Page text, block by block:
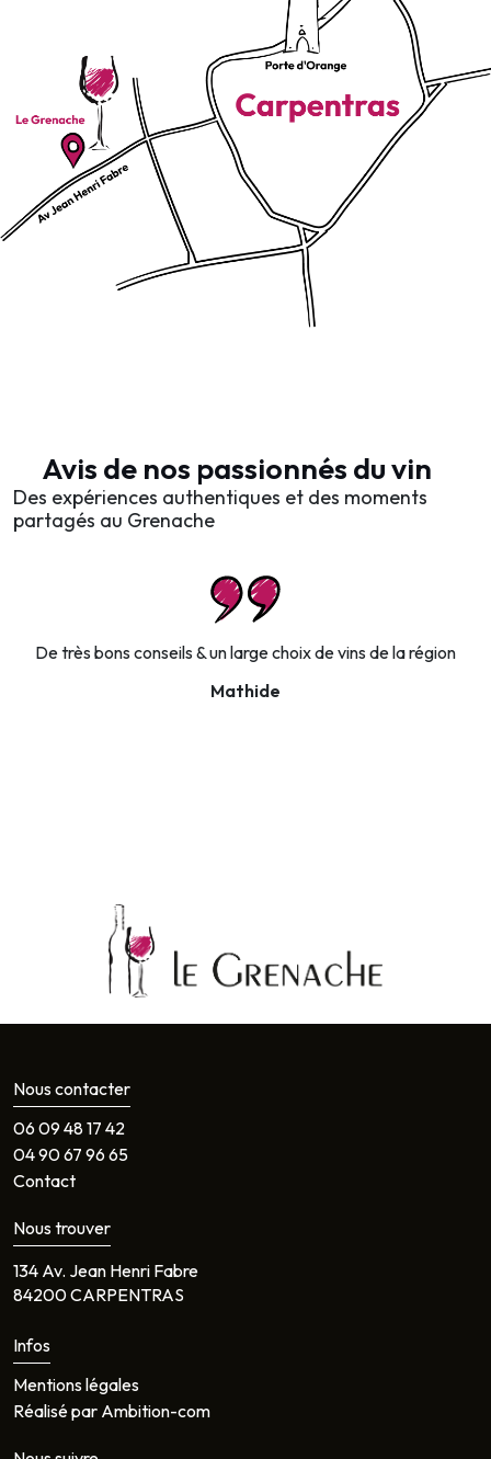
Avis de nos passionnés du vin
Des expériences authentiques et des moments
partagés au Grenache
De très bons conseils & un large choix de vins de la région
Mathide
Nous contacter
06 09 48 17 42
04 90 67 96 65
Contact
Nous trouver
134 Av. Jean Henri Fabre
84200 CARPENTRAS
Infos
Mentions légales
Réalisé par Ambition-com